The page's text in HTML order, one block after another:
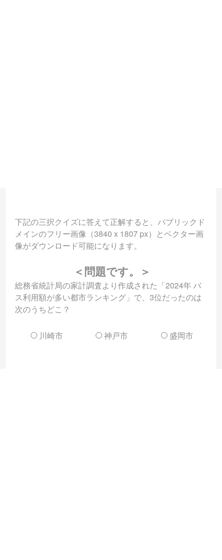
下記の三択クイズに答えて正解すると、パブリックド
メインのフリー画像（3840 x 1807 px）とベクター画
像がダウンロード可能になります。
＜問題です。＞
総務省統計局の家計調査より作成された「2024年 バ
ス利用額が多い都市ランキング」で、3位だったのは
次のうちどこ？
川崎市 神戸市 盛岡市